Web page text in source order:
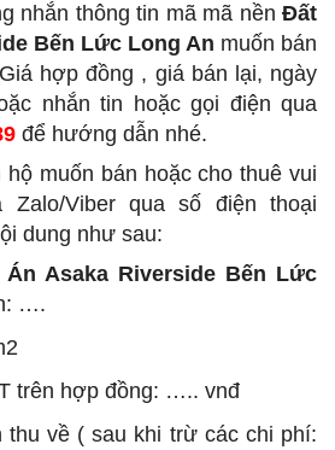
nhắn thông tin mã mã nềnĐất
Bến Lức Long An muốn bán
hợp đồng , giá bán lại, ngày
nhắn tin hoặc gọi điện qua
để hướng dẫn nhé.
muốn bán hoặc cho thuê vui
Zalo/Viber qua số điện thoại
dung như sau:
Asaka Riverside Bến Lức
….
trên hợp đồng: ….. vnđ
thu về ( sau khi trừ các chi phí: